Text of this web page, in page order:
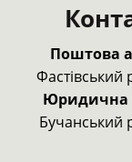
Поштова
Фастівський
Юридична
Бучанський